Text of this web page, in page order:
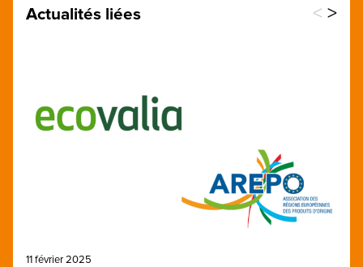
Actualités liées < >
11 février 2025